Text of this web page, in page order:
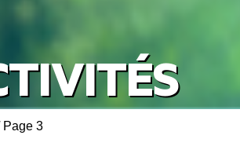
Page 3